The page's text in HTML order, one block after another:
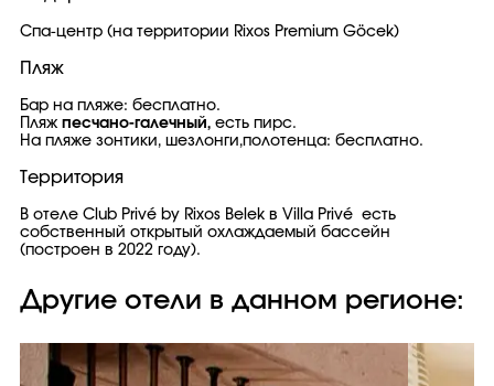
Спа-центр (на территории Rixos Premium Göcek)
Пляж
Бар на пляже: бесплатно.
Пляж песчано-галечный, есть пирс.
На пляже зонтики, шезлонги,полотенца: бесплатно.
Территория
В отеле Club Privé by Rixos Belek в Villa Privé есть
собственный открытый охлаждаемый бассейн
(построен в 2022 году).
Другие отели в данном регионе: